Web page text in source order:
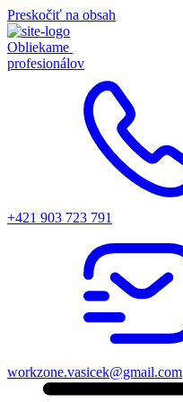
Preskočiť na obsah
Obliekame
profesionálov
+421 903 723 791
workzone.vasicek@gmail.com